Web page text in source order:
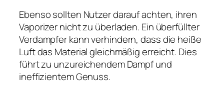
Ebenso sollten Nutzer darauf achten, ihren
Vaporizer nicht zu überladen. Ein überfüllter
Verdampfer kann verhindern, dass die heiße
Luft das Material gleichmäßig erreicht. Dies
führt zu unzureichendem Dampf und
ineffizientem Genuss.